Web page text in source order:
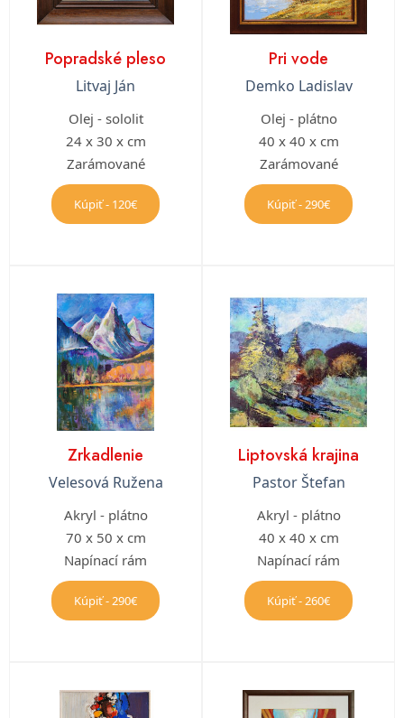
Popradské pleso
Litvaj Ján
Olej - sololit
24 x 30 x cm
Zarámované
Kúpiť - 120€
Pri vode
Demko Ladislav
Olej - plátno
40 x 40 x cm
Zarámované
Kúpiť - 290€
Zrkadlenie
Velesová Ružena
Akryl - plátno
70 x 50 x cm
Napínací rám
Kúpiť - 290€
Liptovská krajina
Pastor Štefan
Akryl - plátno
40 x 40 x cm
Napínací rám
Kúpiť - 260€